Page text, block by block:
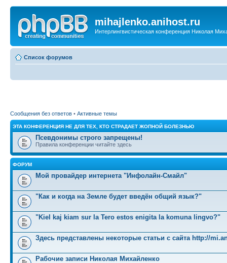
mihajlenko.anihost.ru
Интерлингвистическая конференция Николая
Список форумов
Сообщения без ответов • Активные темы
ЭТА КОНФЕРЕНЦИЯ НЕ ДЛЯ ТЕХ, КТО СТРАДАЕТ ЖОПНОЙ БОЛЕЗНЬЮ
Псевдонимы строго запрещены!
Правила конференции читайте здесь
ФОРУМ
Мой провайдер интернета "Инфолайн-Смайл"
"Как и когда на Земле будет введён общий язык?"
"Kiel kaj kiam sur la Tero estos enigita la komuna lingvo?"
Здесь представлены некоторые статьи с сайта http://
Рабочие записи Николая Михайленко